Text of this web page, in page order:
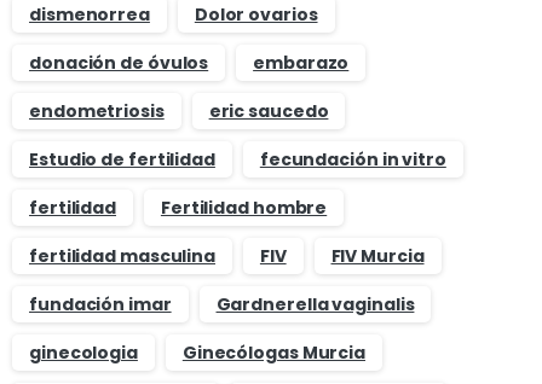
dismenorrea
Dolor ovarios
donación de óvulos
embarazo
endometriosis
eric saucedo
Estudio de fertilidad
fecundación in vitro
fertilidad
Fertilidad hombre
fertilidad masculina
FIV
FIV Murcia
fundación imar
Gardnerella vaginalis
ginecologia
Ginecólogas Murcia